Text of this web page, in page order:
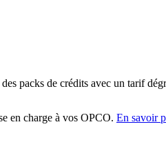
packs de crédits avec un tarif
en charge à vos OPCO. En savoir